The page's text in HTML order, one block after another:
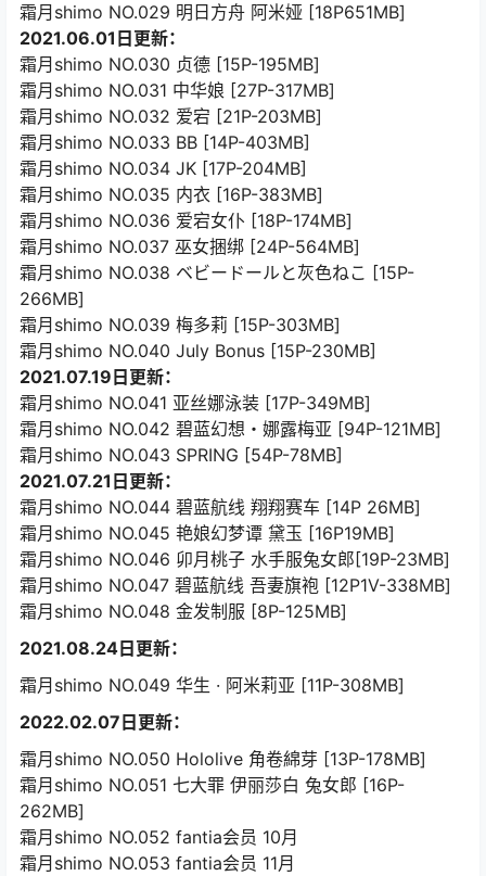
霜月shimo NO.029 明日方舟 阿米娅 [18P651MB]
2021.06.01日更新：
霜月shimo NO.030 贞德 [15P-195MB]
霜月shimo NO.031 中华娘 [27P-317MB]
霜月shimo NO.032 爱宕 [21P-203MB]
霜月shimo NO.033 BB [14P-403MB]
霜月shimo NO.034 JK [17P-204MB]
霜月shimo NO.035 内衣 [16P-383MB]
霜月shimo NO.036 爱宕女仆 [18P-174MB]
霜月shimo NO.037 巫女捆绑 [24P-564MB]
霜月shimo NO.038 ベビードールと灰色ねこ [15P-
266MB]
霜月shimo NO.039 梅多莉 [15P-303MB]
霜月shimo NO.040 July Bonus [15P-230MB]
2021.07.19日更新：
霜月shimo NO.041 亚丝娜泳装 [17P-349MB]
霜月shimo NO.042 碧蓝幻想・娜露梅亚 [94P-121MB]
霜月shimo NO.043 SPRING [54P-78MB]
2021.07.21日更新：
霜月shimo NO.044 碧蓝航线 翔翔赛车 [14P 26MB]
霜月shimo NO.045 艳娘幻梦谭 黛玉 [16P19MB]
霜月shimo NO.046 卯月桃子 水手服兔女郎[19P-23MB]
霜月shimo NO.047 碧蓝航线 吾妻旗袍 [12P1V-338MB]
霜月shimo NO.048 金发制服 [8P-125MB]
2021.08.24日更新：
霜月shimo NO.049 华生 · 阿米莉亚 [11P-308MB]
2022.02.07日更新：
霜月shimo NO.050 Hololive 角卷綿芽 [13P-178MB]
霜月shimo NO.051 七大罪 伊丽莎白 兔女郎 [16P-
262MB]
霜月shimo NO.052 fantia会员 10月
霜月shimo NO.053 fantia会员 11月